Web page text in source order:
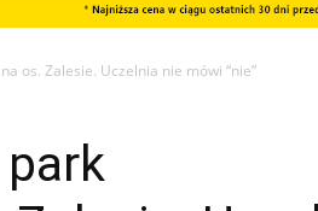
os. Zalesie. Uczelnia nie mówi “nie”